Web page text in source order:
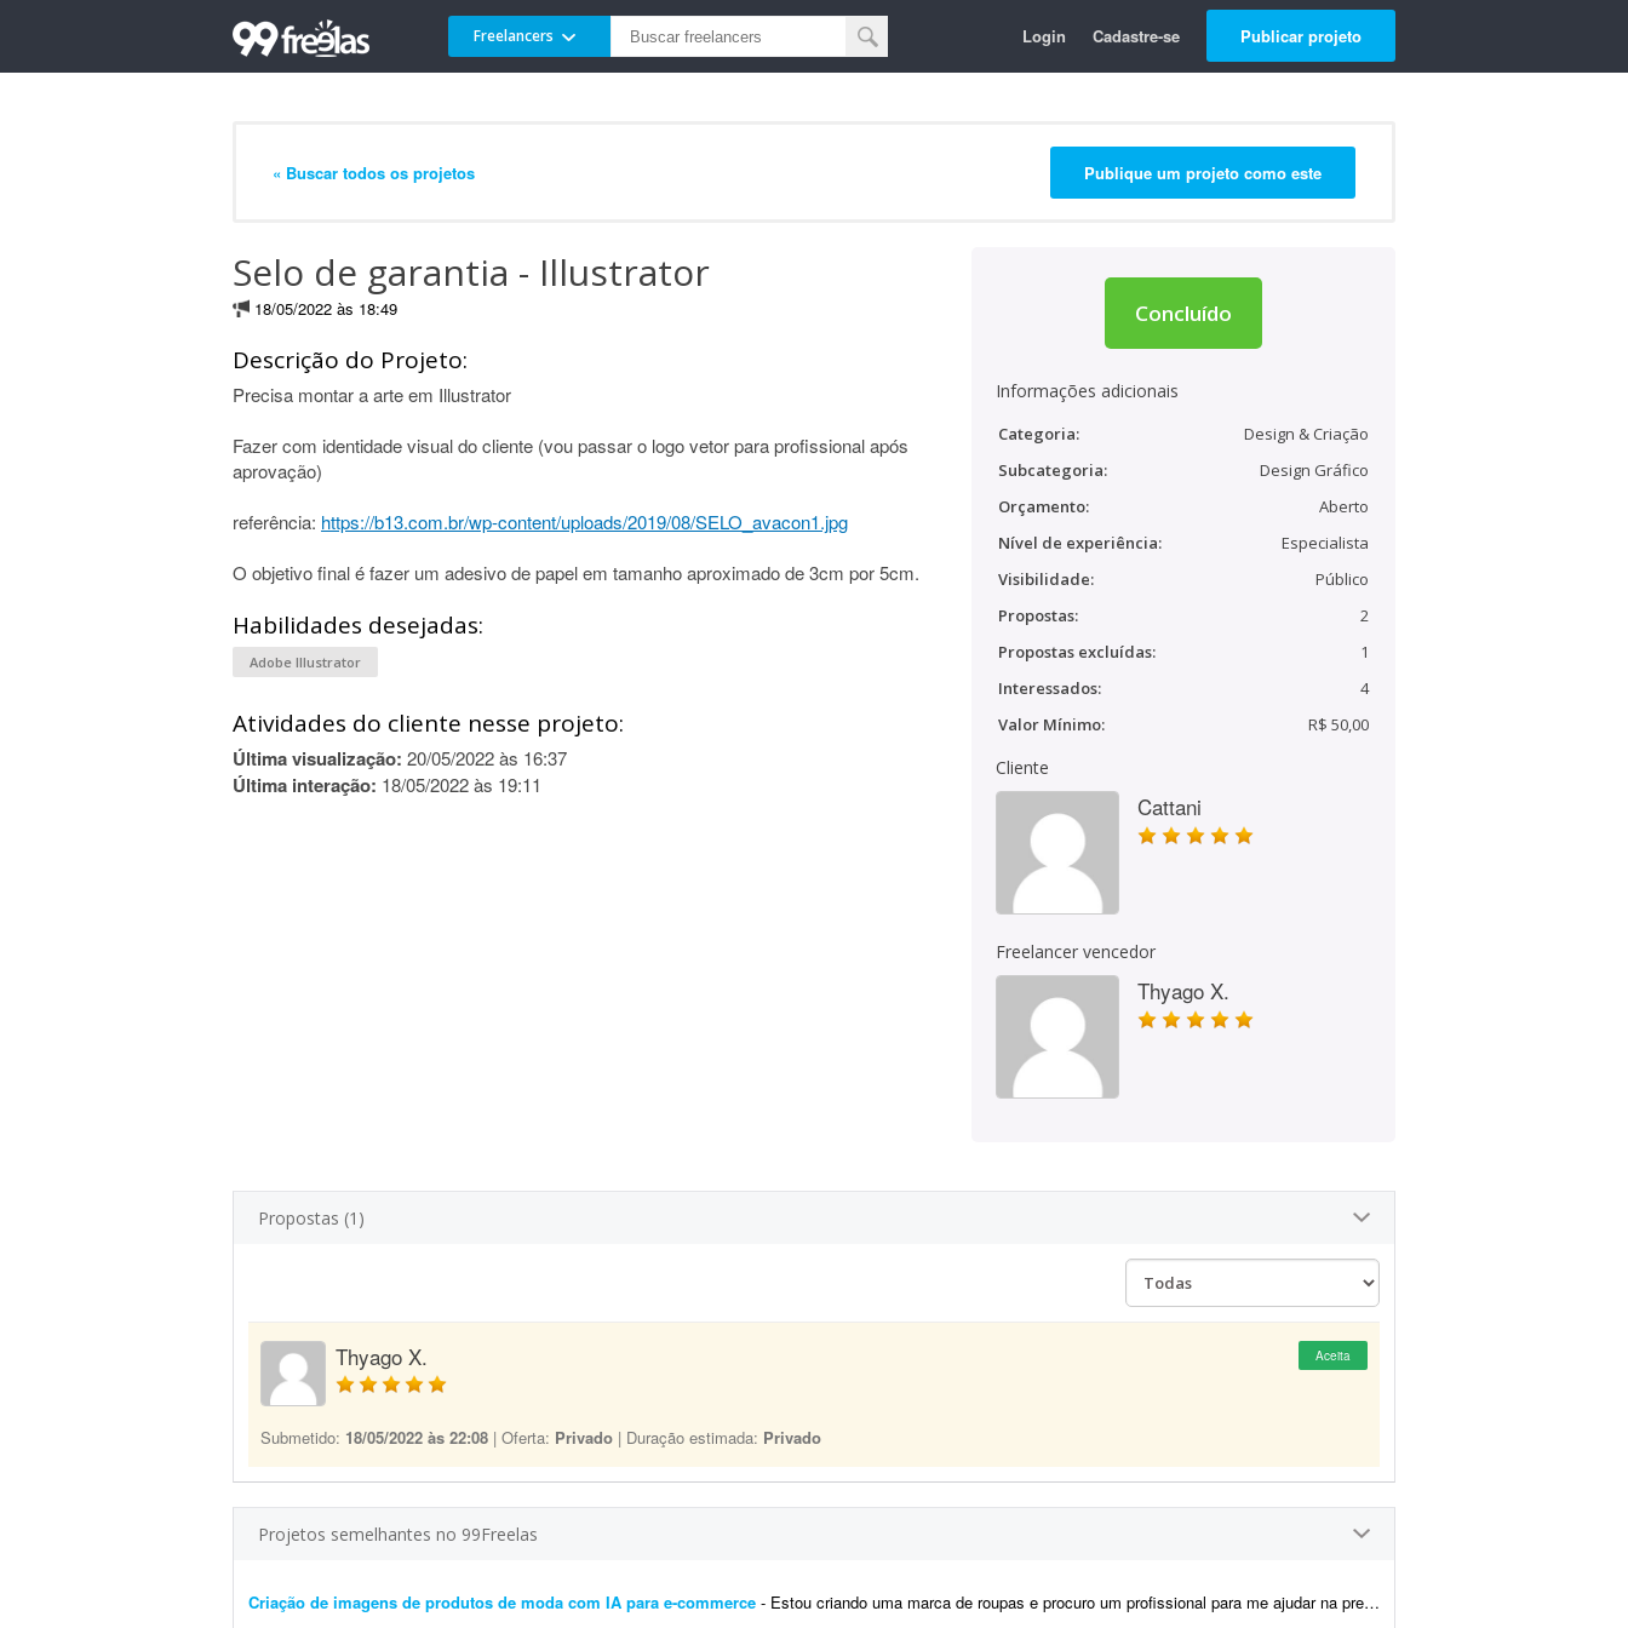
Freelancers Login Cadastre-se Publicar projeto
« Buscar todos os projetos Publique um projeto como este
Selo de garantia - Illustrator
18/05/2022 às 18:49
Descrição do Projeto:
Precisa montar a arte em Illustrator
Fazer com identidade visual do cliente (vou passar o logo vetor para profissional após
aprovação)
referência: https://b13.com.br/wp-content/uploads/2019/08/SELO_avacon1.jpg
O objetivo final é fazer um adesivo de papel em tamanho aproximado de 3cm por 5cm.
Habilidades desejadas:
Adobe Illustrator
Atividades do cliente nesse projeto:
Última visualização: 20/05/2022 às 16:37
Última interação: 18/05/2022 às 19:11
Concluído
Informações adicionais
Categoria:
Design & Criação
Subcategoria:
Design Gráfico
Orçamento:
Aberto
Nível de experiência:
Especialista
Visibilidade:
Público
Propostas:
2
Propostas excluídas:
1
Interessados:
4
Valor Mínimo:
R$ 50,00
Cliente
Cattani
Freelancer vencedor
Thyago X.
Propostas (1)
Thyago X. Aceita
Submetido: 18/05/2022 às 22:08 | Oferta: Privado | Duração estimada: Privado
Projetos semelhantes no 99Freelas
Criação de imagens de produtos de moda com IA para e-commerce - Estou criando uma marca de roupas e procuro um profissional para me ajudar na preparação das artes, montagem dos produtos e criação das imagens para e-commerce e an&uacu...